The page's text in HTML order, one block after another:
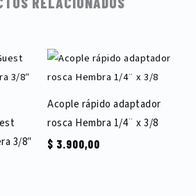
3/8″
Acople rápido adaptador
rosca Hembra 1/4¨ x 3/8
$ 3.900,00